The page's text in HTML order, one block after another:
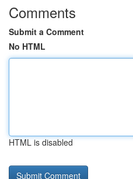
Comments
Submit a Comment
No HTML
HTML is disabled